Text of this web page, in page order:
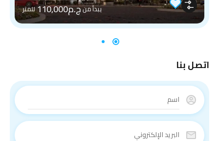
يبدأ منج.م110,000 للمتر
اتصل بنا